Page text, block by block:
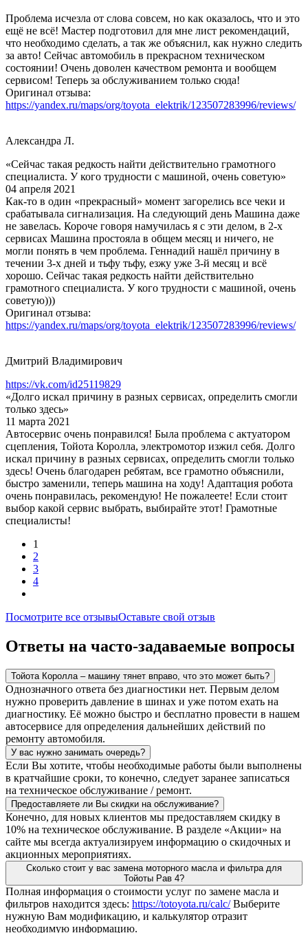
Проблема исчезла от слова совсем, но как оказалось, что и это
ещё не всё! Мастер подготовил для мне лист рекомендаций,
что необходимо сделать, а так же объяснил, как нужно следить
за авто! Сейчас автомобиль в прекрасном техническом
состоянии! Очень доволен качеством ремонта и вообщем
сервисом! Теперь за обслуживанием только сюда!
Оригинал отзыва:
https://yandex.ru/maps/org/toyota_elektrik/123507283996/reviews/
Александра Л.
«Сейчас такая редкость найти действительно грамотного
специалиста. У кого трудности с машиной, очень советую»
04 апреля 2021
Как-то в один «прекрасный» момент загорелись все чеки и
срабатывала сигнализация. На следующий день Машина даже
не завелась. Короче говоря намучилась я с эти делом, в 2-х
сервисах Машина простояла в общем месяц и ничего, не
могли понять в чем проблема. Геннадий нашёл причину в
течении 3-х дней и тьфу тьфу, езжу уже 3-й месяц и всё
хорошо. Сейчас такая редкость найти действительно
грамотного специалиста. У кого трудности с машиной, очень
советую)))
Оригинал отзыва:
https://yandex.ru/maps/org/toyota_elektrik/123507283996/reviews/
Дмитрий Владимирович
https://vk.com/id25119829
«Долго искал причину в разных сервисах, определить смогли
только здесь»
11 марта 2021
Автосервис очень понравился! Была проблема с актуатором
сцепления, Тойота Королла, электромотор изжил себя. Долго
искал причину в разных сервисах, определить смогли только
здесь! Очень благодарен ребятам, все грамотно объяснили,
быстро заменили, теперь машина на ходу! Адаптация робота
очень понравилась, рекомендую! Не пожалеете! Если стоит
выбор какой сервис выбрать, выбирайте этот! Грамотные
специалисты!
1
2
3
4
Посмотрите все отзывыОставьте свой отзыв
Ответы на часто-задаваемые вопросы
Тойота Королла – машину тянет вправо, что это может быть?
Однозначного ответа без диагностики нет. Первым делом
нужно проверить давление в шинах и уже потом ехать на
диагностику. Её можно быстро и бесплатно провести в нашем
автосервисе для определения дальнейших действий по
ремонту автомобиля.
У вас нужно занимать очередь?
Если Вы хотите, чтобы необходимые работы были выполнены
в кратчайшие сроки, то конечно, следует заранее записаться
на техническое обслуживание / ремонт.
Предоставляете ли Вы скидки на обслуживание?
Конечно, для новых клиентов мы предоставляем скидку в
10% на техническое обслуживание. В разделе «Акции» на
сайте мы всегда актуализируем информацию о скидочных и
акционных мероприятиях.
Сколько стоит у вас замена моторного масла и фильтра для
Тойоты Рав 4?
Полная информация о стоимости услуг по замене масла и
фильтров находится здесь: https://totoyota.ru/calc/Выберите
нужную Вам модификацию, и калькулятор отразит
необходимую информацию.